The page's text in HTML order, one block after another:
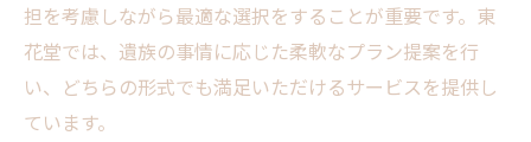
担を考慮しながら最適な選択をすることが重要です。東
花堂では、遺族の事情に応じた柔軟なプラン提案を行
い、どちらの形式でも満足いただけるサービスを提供し
ています。